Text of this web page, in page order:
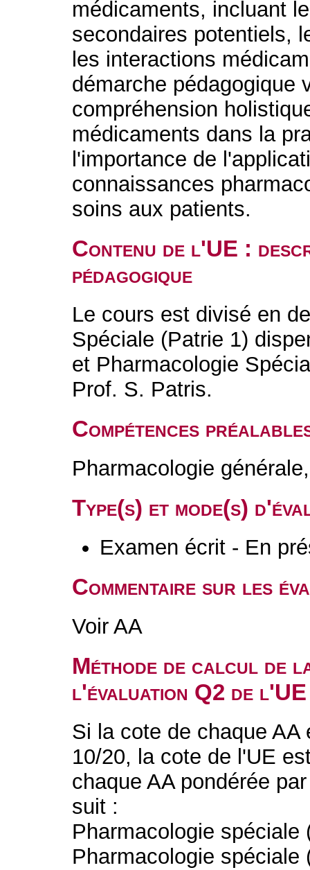
médicaments, incluant
secondaires potentiels,
les interactions
démarche pédagogique
compréhension
médicaments dans la
l'importance de
connaissances
soins aux patients.
Contenu de l'UE :
pédagogique
Le cours est divisé en
Spéciale (Patrie 1)
et Pharmacologie
Prof. S. Patris.
Compétences
Pharmacologie
Type(s) et mode(s)
Examen écrit - En
Commentaire sur les
Voir AA
Méthode de calcul de
l'évaluation Q2 de l'UE
Si la cote de chaque
10/20, la cote de l'UE
chaque AA pondérée
suit :
Pharmacologie spéciale
Pharmacologie spéciale